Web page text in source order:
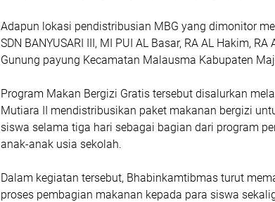
Adapun lokasi pendistribusian MBG yang dimonitor
SDN BANYUSARI III, MI PUI AL Basar, RA AL Hakim,
Gunung payung Kecamatan Malausma Kabupaten
Program Makan Bergizi Gratis tersebut disalurkan
Mutiara II mendistribusikan paket makanan bergizi
siswa selama tiga hari sebagai bagian dari program
anak-anak usia sekolah.
Dalam kegiatan tersebut, Bhabinkamtibmas turut
proses pembagian makanan kepada para siswa